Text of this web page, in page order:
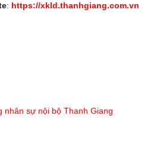
: https://xkld.thanhgiang.com.vn
nhân sự nội bộ Thanh Giang